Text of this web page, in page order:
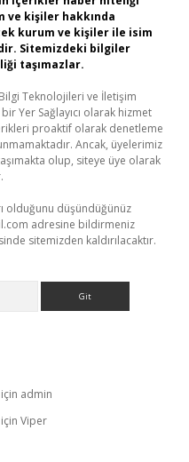
ve kişiler hakkında
kurum ve kişiler ile isim
Sitemizdeki bilgiler
taşımazlar.
Teknolojileri ve İletişim
Yer Sağlayıcı olarak hizmet
proaktif olarak denetleme
Ancak, üyelerimiz
olup, siteye üye olarak
olduğunu düşündüğünüz
adresine bildirmeniz
sitemizden kaldırılacaktır.
için admin
için Viper